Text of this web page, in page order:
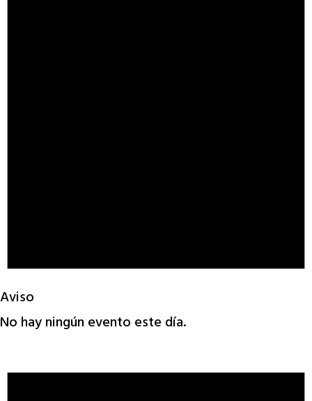
Aviso
No hay ningún evento este día.